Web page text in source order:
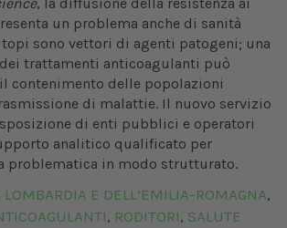
, la diffusione della resistenza ai
un problema anche di sanità
sono vettori di agenti patogeni; una
trattamenti anticoagulanti può
contenimento delle popolazioni
di malattie. Il nuovo servizio
di enti pubblici e operatori
analitico qualificato per
problematica in modo strutturato.
LOMBARDIA E DELL’EMILIA-ROMAGNA,
, RODITORI, SALUTE